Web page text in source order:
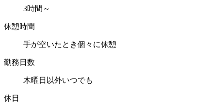
3時間～
休憩時間
手が空いたとき個々に休憩
勤務日数
木曜日以外いつでも
休日